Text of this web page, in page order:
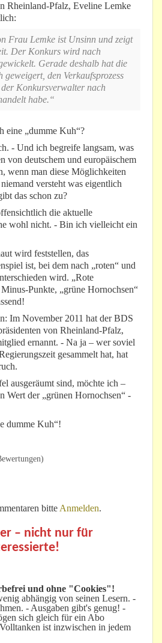
Rheinland-Pfalz, Eveline Lemke
Frau Lemke ist Unsinn und zeigt
Der Konkurs wird nach
Gerade deshalb hat die
den Verkaufsprozess
Konkursverwalter nach
habe.“
eine „dumme Kuh“?
- Und ich begreife langsam, was
von deutschem und europäischem
wenn man diese Möglichkeiten
versteht was eigentlich
das schon zu?
die aktuelle
wohl nicht. - Bin ich vielleicht ein
wird feststellen, das
ist, bei dem nach „roten“ und
wird. „Rote
Punkte, „grüne Hornochsen“
Im November 2011 hat der BDS
von Rheinland-Pfalz,
ernannt. - Na ja – wer soviel
gesammelt hat, hat
ausgeräumt sind, möchte ich –
Wert der „grünen Hornochsen“ -
dumme Kuh“!
bitte Anmelden.
– nicht nur für
und ohne "Cookies"!
abhängig von seinen Lesern. -
- Ausgaben gibt's genug! -
sich gleich für ein Abo
ist inzwischen in jedem